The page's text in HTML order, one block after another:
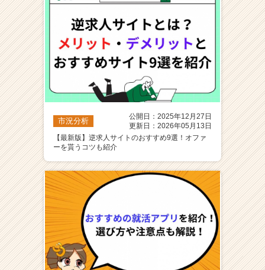
市況分析
公開日：2025年12月27日
更新日：2026年05月13日
【最新版】逆求人サイトのおすすめ9選！オファ
ーを貰うコツも紹介